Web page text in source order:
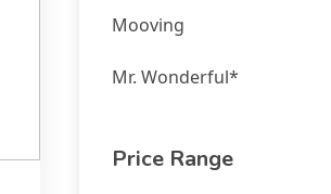
Mooving
Mr. Wonderful*
Price Range